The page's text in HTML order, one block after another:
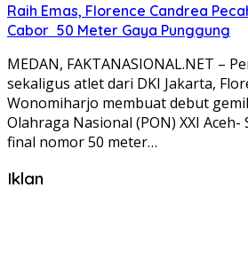
Raih Emas, Florence Candrea
Cabor 50 Meter Gaya Punggung
MEDAN, FAKTANASIONAL.NET –
sekaligus atlet dari DKI Jakarta,
Wonomiharjo membuat debut
Olahraga Nasional (PON) XXI Aceh-
final nomor 50 meter…
Iklan